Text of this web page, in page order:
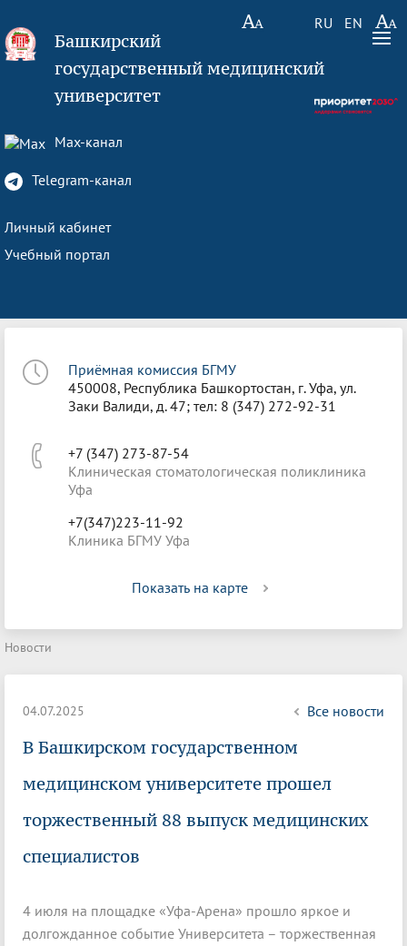
RU EN
Башкирский
государственный медицинский
университет
Max-канал
Telegram-канал
Личный кабинет
Учебный портал
Приёмная комиссия БГМУ
450008, Республика Башкортостан, г. Уфа, ул.
Заки Валиди, д. 47; тел: 8 (347) 272-92-31
+7 (347) 273-87-54
Клиническая стоматологическая поликлиника
Уфа
+7(347)223-11-92
Клиника БГМУ Уфа
Показать на карте
Новости
04.07.2025 Все новости
В Башкирском государственном
медицинском университете прошел
торжественный 88 выпуск медицинских
специалистов
4 июля на площадке «Уфа-Арена» прошло яркое и
долгожданное событие Университета – торжественная